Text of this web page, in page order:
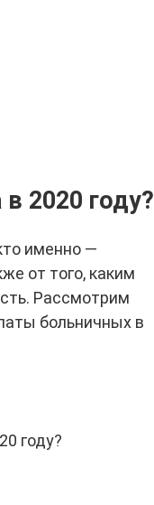
2020 году?
именно —
от того, каким
Рассмотрим
больничных в
году?